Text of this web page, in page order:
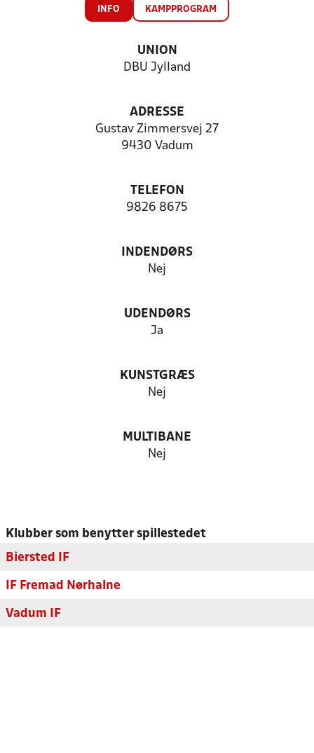
INFO KAMPPROGRAM
UNION
DBU Jylland
ADRESSE
Gustav Zimmersvej 27
9430 Vadum
TELEFON
9826 8675
INDENDØRS
Nej
UDENDØRS
Ja
KUNSTGRÆS
Nej
MULTIBANE
Nej
Klubber som benytter spillestedet
Biersted IF
IF Fremad Nørhalne
Vadum IF